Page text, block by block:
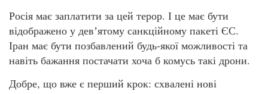
Росія має заплатити за цей терор. І це має бути
відображено у девʼятому санкційному пакеті ЄС.
Іран має бути позбавлений будь-якої можливості та
навіть бажання постачати хоча б комусь такі дрони.
Добре, що вже є перший крок: схвалені нові